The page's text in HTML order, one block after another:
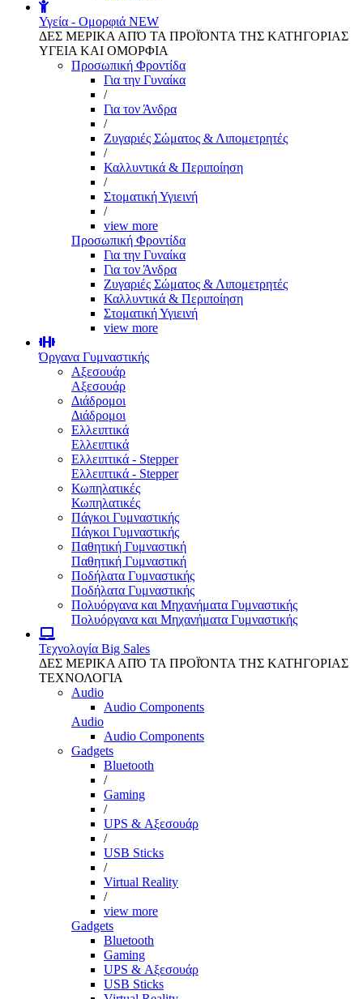
Υγεία - Ομορφιά NEW
ΔΕΣ ΜΕΡΙΚΑ ΑΠΌ ΤΑ ΠΡΟΪΌΝΤΑ ΤΗΣ ΚΑΤΗΓΟΡΙΑΣ
ΥΓΕΙΑ ΚΑΙ ΟΜΟΡΦΙΑ
Προσωπική Φροντίδα
Για την Γυναίκα
/
Για τον Άνδρα
/
Ζυγαριές Σώματος & Λιπομετρητές
/
Καλλυντικά & Περιποίηση
/
Στοματική Υγιεινή
/
view more
Προσωπική Φροντίδα
Για την Γυναίκα
Για τον Άνδρα
Ζυγαριές Σώματος & Λιπομετρητές
Καλλυντικά & Περιποίηση
Στοματική Υγιεινή
view more
Όργανα Γυμναστικής
Αξεσουάρ
Αξεσουάρ
Διάδρομοι
Διάδρομοι
Ελλειπτικά
Ελλειπτικά
Ελλειπτικά - Stepper
Ελλειπτικά - Stepper
Κωπηλατικές
Κωπηλατικές
Πάγκοι Γυμναστικής
Πάγκοι Γυμναστικής
Παθητική Γυμναστική
Παθητική Γυμναστική
Ποδήλατα Γυμναστικής
Ποδήλατα Γυμναστικής
Πολυόργανα και Μηχανήματα Γυμναστικής
Πολυόργανα και Μηχανήματα Γυμναστικής
Τεχνολογία Big Sales
ΔΕΣ ΜΕΡΙΚΑ ΑΠΌ ΤΑ ΠΡΟΪΌΝΤΑ ΤΗΣ ΚΑΤΗΓΟΡΙΑΣ
ΤΕΧΝΟΛΟΓΙΑ
Audio
Audio Components
Audio
Audio Components
Gadgets
Bluetooth
/
Gaming
/
UPS & Αξεσουάρ
/
USB Sticks
/
Virtual Reality
/
view more
Gadgets
Bluetooth
Gaming
UPS & Αξεσουάρ
USB Sticks